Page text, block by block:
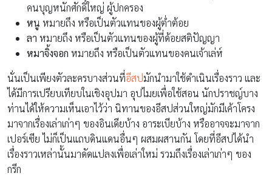
คนบุญหนักศักดิ์ใหญ่ ผู้ปกครอง
หนู หมายถึง หรือเป็นตัวแทนของผู้ต่ำต้อย
ลา หมายถึง หรือเป็นตัวแทนของผู้ที่ด้อยสติปัญญา
หมาจิ้งจอก หมายถึง หรือเป็นตัวแทนของคนเจ้าเล่ห์
นั่นเป็นเพียงตัวละครบางส่วนที่อีสปมักนำมาใช้ดำเนินเรื่องราว และ
ได้มีการเปรียบเทียบในเชิงอุปมา อุปไมยเพื่อใช้สอน นักปราชญ์บาง
ท่านได้ให้ความเห็นเอาไว้ว่า นิทานของอีสปส่วนใหญ่มักมีเค้าโครง
มาจากเรื่องเล่าเก่าๆ ของอินเดียบ้าง อาระเบียบ้าง หรืออาจจะมาจาก
เปอร์เซีย ไม่ก็เป็นแถบดินแดนอื่นๆ ผสมผสานกัน โดยที่อีสปได้นำ
เรื่องราวเหล่านั้นมาดัดแปลงเพื่อเล่าใหม่ รวมถึงเรื่องเล่าเก่าๆ ของ
กรีก